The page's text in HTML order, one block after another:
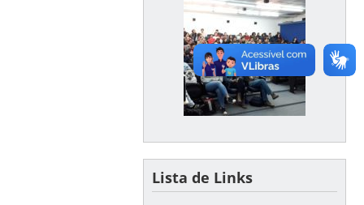
Lista de Links